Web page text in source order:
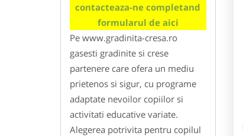
contacteaza-ne completand
formularul de aici
Pe www.gradinita-cresa.ro
gasesti gradinite si crese
partenere care ofera un mediu
prietenos si sigur, cu programe
adaptate nevoilor copiilor si
activitati educative variate.
Alegerea potrivita pentru copilul